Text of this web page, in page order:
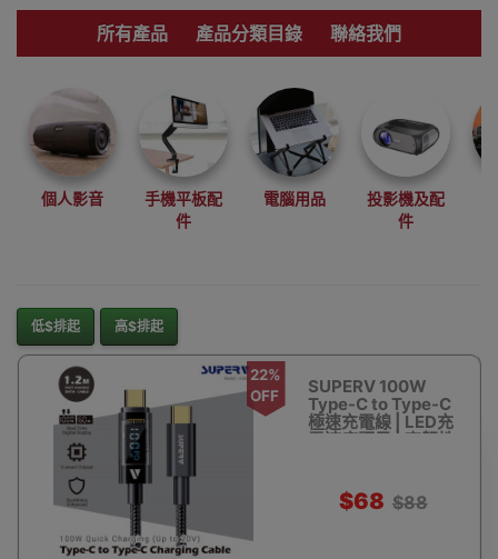
所有產品 產品分類目錄 聯絡我們
個人影音
手機平板配
件
電腦用品
投影機及配
件
低$排起 高$排起
22%
OFF
SUPERV 100W
Type-C to Type-C
極速充電線 | LED充
電速度顯示 | 高韌性
$68 $88